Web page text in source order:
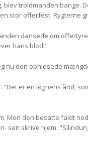
blev troldmanden bange.
stor offerfest. Rygterne
dansede om
hans blod!"
nu den ophidsede
"Det er en løgnens ånd,
Men den besatte faldt
sen skrive hjem: